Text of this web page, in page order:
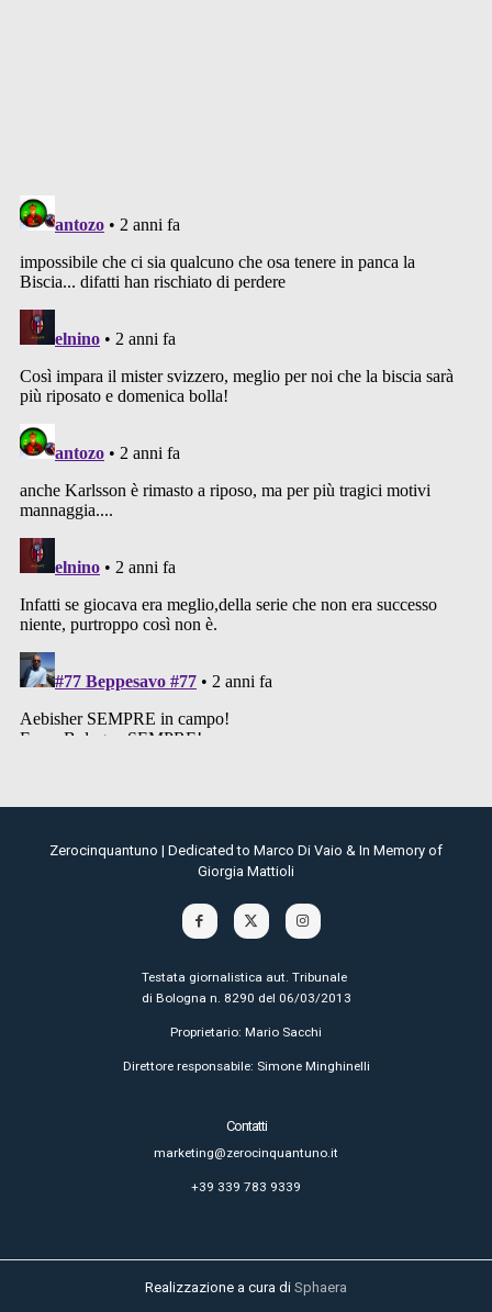
Zerocinquantuno | Dedicated to Marco Di Vaio & In Memory of
Giorgia Mattioli
Testata giornalistica aut. Tribunale
di Bologna n. 8290 del 06/03/2013
Proprietario: Mario Sacchi
Direttore responsabile: Simone Minghinelli
Contatti
marketing@zerocinquantuno.it
+39 339 783 9339
Realizzazione a cura di Sphaera